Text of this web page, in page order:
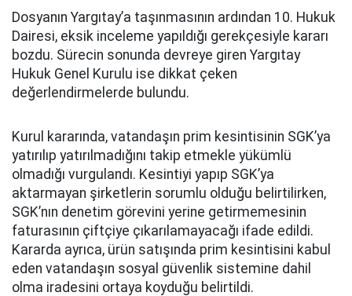
Dosyanın Yargıtay’a taşınmasının ardından 10. Hukuk
Dairesi, eksik inceleme yapıldığı gerekçesiyle kararı
bozdu. Sürecin sonunda devreye giren Yargıtay
Hukuk Genel Kurulu ise dikkat çeken
değerlendirmelerde bulundu.
Kurul kararında, vatandaşın prim kesintisinin SGK’ya
yatırılıp yatırılmadığını takip etmekle yükümlü
olmadığı vurgulandı. Kesintiyi yapıp SGK’ya
aktarmayan şirketlerin sorumlu olduğu belirtilirken,
SGK’nın denetim görevini yerine getirmemesinin
faturasının çiftçiye çıkarılamayacağı ifade edildi.
Kararda ayrıca, ürün satışında prim kesintisini kabul
eden vatandaşın sosyal güvenlik sistemine dahil
olma iradesini ortaya koyduğu belirtildi.